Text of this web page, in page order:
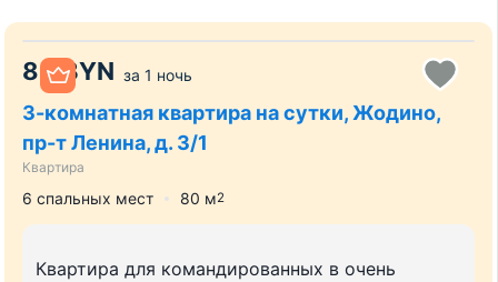
80 BYN за 1 ночь
3-комнатная квартира на сутки, Жодино,
пр-т Ленина, д. 3/1
Квартира
6 спальных мест 80 м2
Квартира для командированных в очень